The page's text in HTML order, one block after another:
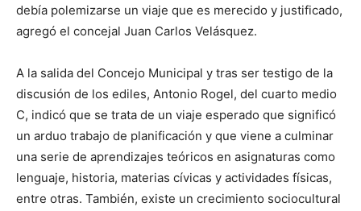
debía polemizarse un viaje que es merecido y justificado,
agregó el concejal Juan Carlos Velásquez.
A la salida del Concejo Municipal y tras ser testigo de la
discusión de los ediles, Antonio Rogel, del cuarto medio
C, indicó que se trata de un viaje esperado que significó
un arduo trabajo de planificación y que viene a culminar
una serie de aprendizajes teóricos en asignaturas como
lenguaje, historia, materias cívicas y actividades físicas,
entre otras. También, existe un crecimiento sociocultural